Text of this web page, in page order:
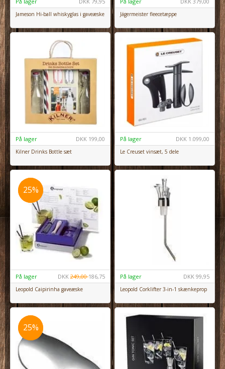
Jameson Hi-ball whiskyglas i gaveæske Jägermeister fleecetæppe
DKK 199,00
På lager
Kilner Drinks Bottle sæt
DKK 1.099,00
På lager
Le Creuset vinsæt, 5 dele
25%
25%
DKK 249,00186,75
På lager
Leopold Caipirinha gaveæske
DKK 99,95
På lager
Leopold Corklifter 3-in-1 skænkeprop
25%
25%